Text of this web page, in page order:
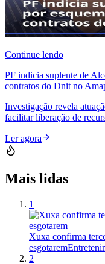
Continue lendo
PF indicia suplente de
contratos do Dnit no
Investigação revela
facilitar liberação de
Ler agora
Mais lidas
1
Xuxa confirma
esgotarem
2